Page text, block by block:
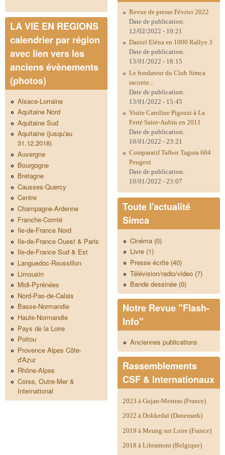
LA VIE EN REGIONS
calendrier par région
avec lien vers les
anciens évènements
(photos)
Alsace-Lorraine
Aquitaine Nord
Aquitaine Sud
Aquitaine (jusqu'au
31.12.2018)
Auvergne
Bourgogne
Bretagne
Causses-Quercy
Centre
Champagne-Ardenne
Franche-Comté
Ile-de-France Nord
Ile-de-France Ouest & Paris
Ile-de-France Sud & Est
Languedoc-Roussillon
Limousin
Midi-Pyrénées
Nord-Pas-de-Calais
Basse-Normandie
Haute-Normandie
Pays de la Loire
Poitou
Provence Alpes Côte-
d'Azur
Rhône-Alpes
Corse, Outre-Mer &
International
Revue de presse Février 2022
Date de publication:
12/02/2022 - 10:21
Daniel Eléna en 1000 Rallye 3
Date de publication:
13/01/2022 - 18:15
Le fondateur du Club Simca
raconte...
Date de publication:
13/01/2022 - 15:45
Visite Caroline Pigozzi à La
Ferté Saint-Aubin en 2011
Date de publication:
10/01/2022 - 23:21
Comparatif Talbot Tagora 604
Peugeot
Date de publication:
10/01/2022 - 23:07
Toute l'actualité
Simca
Cinéma (0)
Livre (1)
Presse écrite (40)
Télévision/radio/video (7)
Bande dessinée (0)
Notre Revue "Flash-
Info"
Anciennes publications
Rassemblements
CSF & Internationaux
2023 à Gujan-Mestras (France)
2022 à Dokkedal (Danemark)
2019 à Meung sur Loire (France)
2018 à Libramont (Belgique)